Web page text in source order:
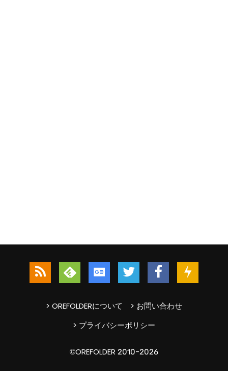
> OREFOLDERについて
> お問い合わせ
> プライバシーポリシー
©OREFOLDER 2010-2026